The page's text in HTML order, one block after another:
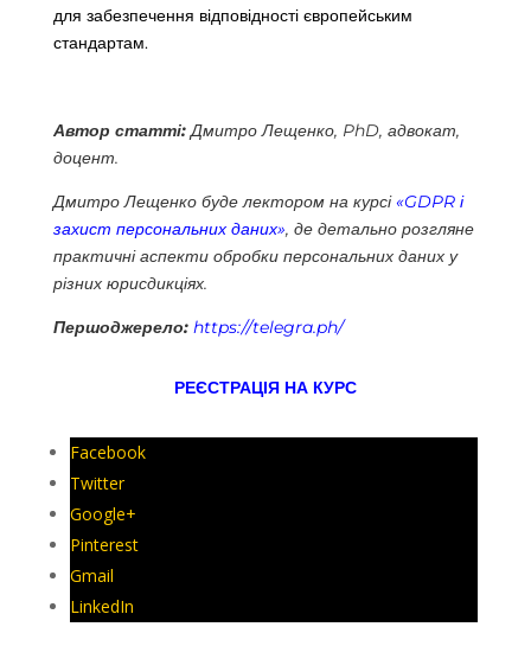
для забезпечення відповідності європейським
стандартам.
Автор статті:Дмитро Лещенко, PhD, адвокат,
доцент.
Дмитро Лещенко буде лектором на курсі«GDPR і
захист персональних даних», де детально розгляне
практичні аспекти обробки персональних даних у
різних юрисдикціях.
Першоджерело: https://telegra.ph/
РЕЄСТРАЦІЯ НА КУРС
Facebook
Twitter
Google+
Pinterest
Gmail
LinkedIn